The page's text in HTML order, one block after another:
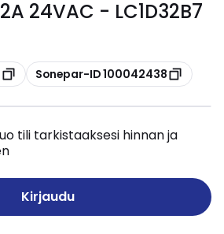
24VAC - LC1D32B7
Kopioi
Sonepar-ID 100042438
tili tarkistaaksesi hinnan ja
Kirjaudu